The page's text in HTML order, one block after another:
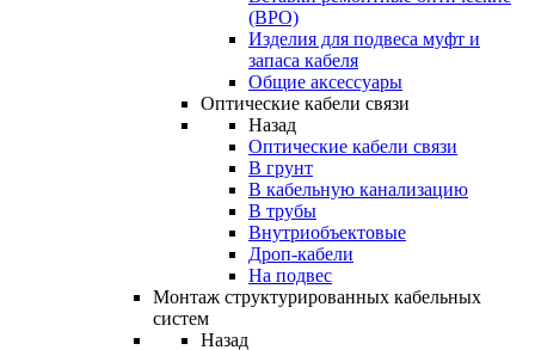
(ВРО)
Изделия для подвеса муфт и
запаса кабеля
Общие аксессуары
Оптические кабели связи
Назад
Оптические кабели связи
В грунт
В кабельную канализацию
В трубы
Внутриобъектовые
Дроп-кабели
На подвес
Монтаж структурированных кабельных
систем
Назад